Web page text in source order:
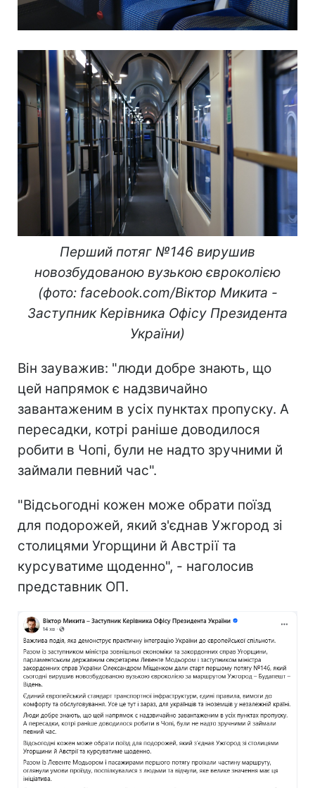
Перший потяг №146 вирушив
новозбудованою вузькою євроколією
(фото: facebook.com/Віктор Микита -
Заступник Керівника Офісу Президента
України)
Він зауважив: "люди добре знають, що
цей напрямок є надзвичайно
завантаженим в усіх пунктах пропуску. А
пересадки, котрі раніше доводилося
робити в Чопі, були не надто зручними й
займали певний час".
"Відсьогодні кожен може обрати поїзд
для подорожей, який з'єднав Ужгород зі
столицями Угорщини й Австрії та
курсуватиме щоденно", - наголосив
представник ОП.